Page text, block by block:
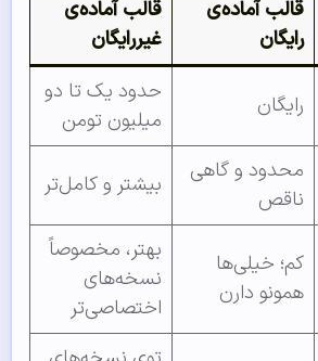
قالب آماده‌ی
رایگان
قالب آماده‌ی
غیررایگان
رایگان
حدود یک تا دو
میلیون تومن
محدود و گاهی
ناقص
بیشتر و کامل‌تر
کم؛ خیلی‌ها
همونو دارن
بهتر، مخصوصاً
نسخه‌های
اختصاصی‌تر